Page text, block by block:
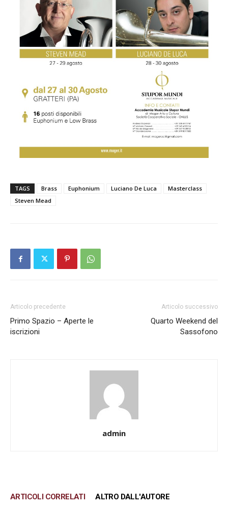
TAGS Brass Euphonium Luciano De Luca
Masterclass
Steven Mead
Articolo precedente
Primo Spazio – Aperte le
iscrizioni
Articolo successivo
Quarto Weekend del
Sassofono
admin
ARTICOLI CORRELATI ALTRO DALL'AUTORE